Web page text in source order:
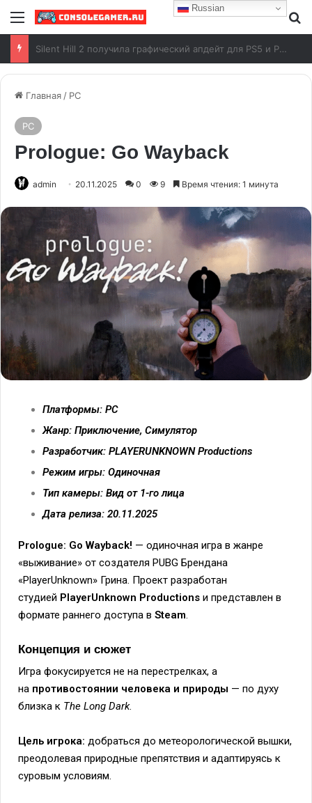
Анонсирован показ Grand Theft Auto VI от Rockstar Games
Главная / PC
PC
Prologue: Go Wayback
admin 20.11.2025 0 9 Время чтения: 1 минута
Платформы: PC
Жанр: Приключение, Симулятор
Разработчик: PLAYERUNKNOWN Productions
Режим игры: Одиночная
Тип камеры: Вид от 1-го лица
Дата релиза: 20.11.2025
Prologue: Go Wayback! — одиночная игра в жанре
«выживание» от создателя PUBG Брендана
«PlayerUnknown» Грина. Проект разработан
студией PlayerUnknown Productions и представлен в
формате раннего доступа в Steam.
Концепция и сюжет
Игра фокусируется не на перестрелках, а
на противостоянии человека и природы — по духу
близка к The Long Dark.
Цель игрока: добраться до метеорологической вышки,
преодолевая природные препятствия и адаптируясь к
суровым условиям.
Russian